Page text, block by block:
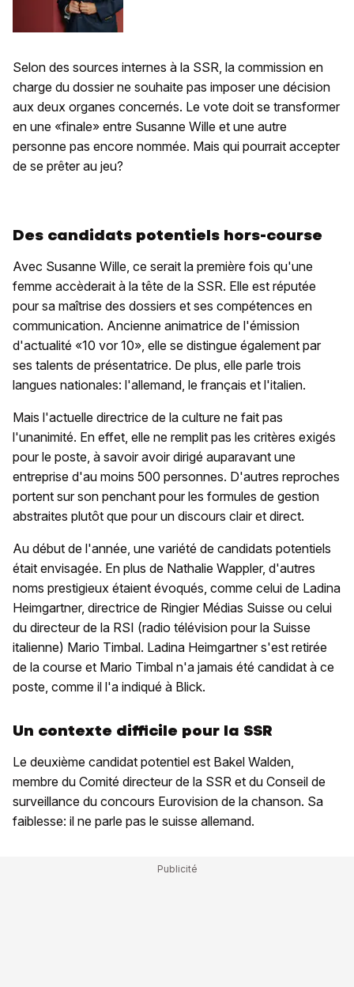
Selon des sources internes à la SSR, la commission en
charge du dossier ne souhaite pas imposer une décision
aux deux organes concernés. Le vote doit se transformer
en une «finale» entre Susanne Wille et une autre
personne pas encore nommée. Mais qui pourrait accepter
de se prêter au jeu?
Des candidats potentiels hors-course
Avec Susanne Wille, ce serait la première fois qu'une
femme accèderait à la tête de la SSR. Elle est réputée
pour sa maîtrise des dossiers et ses compétences en
communication. Ancienne animatrice de l'émission
d'actualité «10 vor 10», elle se distingue également par
ses talents de présentatrice. De plus, elle parle trois
langues nationales: l'allemand, le français et l'italien.
Mais l'actuelle directrice de la culture ne fait pas
l'unanimité. En effet, elle ne remplit pas les critères exigés
pour le poste, à savoir avoir dirigé auparavant une
entreprise d'au moins 500 personnes. D'autres reproches
portent sur son penchant pour les formules de gestion
abstraites plutôt que pour un discours clair et direct.
Au début de l'année, une variété de candidats potentiels
était envisagée. En plus de Nathalie Wappler, d'autres
noms prestigieux étaient évoqués, comme celui de Ladina
Heimgartner, directrice de Ringier Médias Suisse ou celui
du directeur de la RSI (radio télévision pour la Suisse
italienne) Mario Timbal. Ladina Heimgartner s'est retirée
de la course et Mario Timbal n'a jamais été candidat à ce
poste, comme il l'a indiqué à Blick.
Un contexte difficile pour la SSR
Le deuxième candidat potentiel est Bakel Walden,
membre du Comité directeur de la SSR et du Conseil de
surveillance du concours Eurovision de la chanson. Sa
faiblesse: il ne parle pas le suisse allemand.